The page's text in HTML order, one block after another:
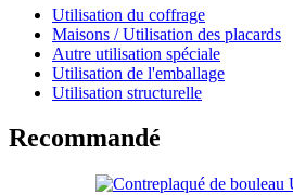
Utilisation du coffrage
Maisons / Utilisation des placards
Autre utilisation spéciale
Utilisation de l'emballage
Utilisation structurelle
Recommandé